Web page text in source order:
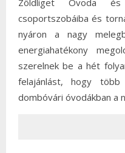
csoportszobáiba és
nyáron a nagy
energiahatékony
szerelnek be a hét
felajánlást, hogy
dombóvári óvodákban a